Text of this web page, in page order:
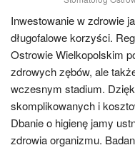
Inwestowanie w zdrowie
długofalowe korzyści.
Ostrowie Wielkopolskim
zdrowych zębów, ale
wczesnym stadium.
skomplikowanych i
Dbanie o higienę jamy
zdrowia organizmu.